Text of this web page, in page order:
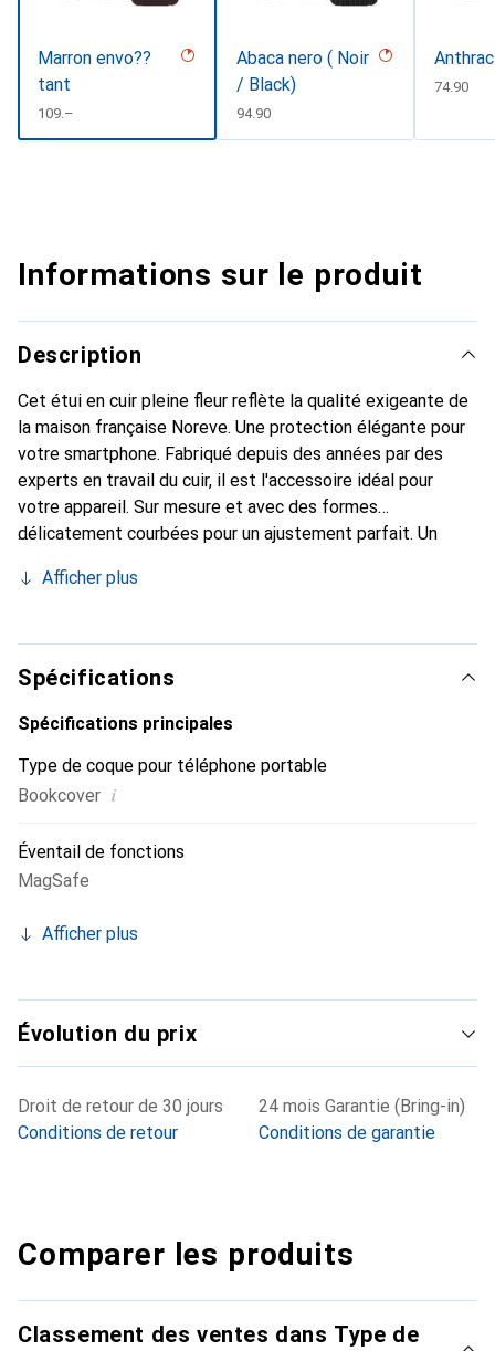
Marron envo??
tant
CHF
109.–
Abaca nero ( Noir
/ Black)
CHF
94.90
CHF
74.90
Informations sur le produit
Description
Cet étui en cuir pleine fleur reflète la qualité exigeante de
la maison française Noreve. Une protection élégante pour
votre smartphone. Fabriqué depuis des années par des
experts en travail du cuir, il est l'accessoire idéal pour
votre appareil. Sur mesure et avec des formes
délicatement courbées pour un ajustement parfait. Un
smartphone. La marque Noreve est reconnue
est toujours un excellent choix pour le client exigeant.
Afficher plus
Spécifications
Spécifications principales
Type de coque pour téléphone portable
Bookcover i
Éventail de fonctions
MagSafe
Afficher plus
Évolution du prix
Droit de retour de 30 jours
Conditions de retour
24 mois Garantie (Bring-in)
Conditions de garantie
Comparer les produits
Classement des ventes dans Type de